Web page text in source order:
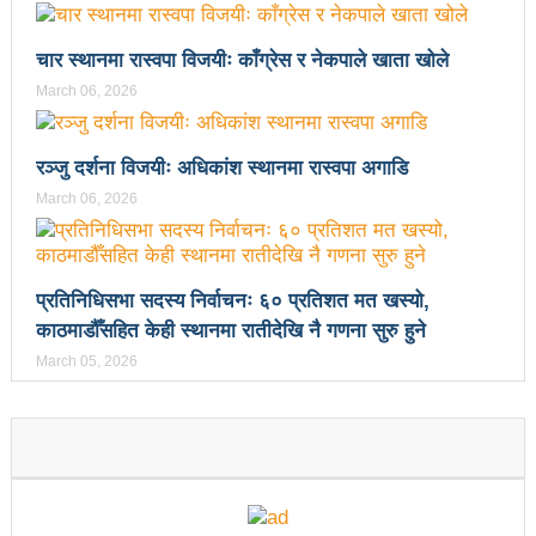
ककनी २ मा माओवादी विजयी
ककनी २ मा खस्यो ६८ प्रतिशतभन्दा बढी मत: गणना आजै हुने
उपचुनाव सकियो: ६२ प्रतिशतभन्दा बढी मत खसेको अनुमान
पालिका उपचुनाव: ४१ पदका लागि मतदान शुरु
भरतपुुरमा सार्वजनिक सुनुवाई, गुनासो नआउने गरी काम गर्न
मेयर दाहालको निर्देशन
उपनिर्वाचन सुशासनका पक्षमा र भ्रष्टाचारका विरुद्ध मत जाहेर
चार स्थानमा रास्वपा विजयीः काँग्रेस र नेकपाले खाता खोले
March 06, 2026
रञ्जु दर्शना विजयीः अधिकांश स्थानमा रास्वपा अगाडि
March 06, 2026
प्रतिनिधिसभा सदस्य निर्वाचनः ६० प्रतिशत मत खस्यो,
काठमाडौँसहित केही स्थानमा रातीदेखि नै गणना सुरु हुने
March 05, 2026